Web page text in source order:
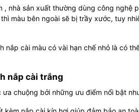
nhà sản xuất thường dùng công nghệ
màu bên ngoài sẽ bị trầy xước, tuy
nắp cài màu có vài hạn chế nhỏ là có
nắp cài trắng
ưa chuộng bởi những ưu điểm nổi bật